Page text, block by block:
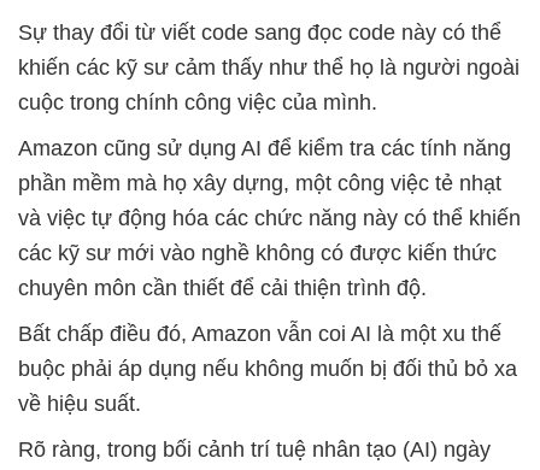
Sự thay đổi từ viết code sang đọc code này có thể
khiến các kỹ sư cảm thấy như thể họ là người ngoài
cuộc trong chính công việc của mình.
Amazon cũng sử dụng AI để kiểm tra các tính năng
phần mềm mà họ xây dựng, một công việc tẻ nhạt
và việc tự động hóa các chức năng này có thể khiến
các kỹ sư mới vào nghề không có được kiến thức
chuyên môn cần thiết để cải thiện trình độ.
Bất chấp điều đó, Amazon vẫn coi AI là một xu thế
buộc phải áp dụng nếu không muốn bị đối thủ bỏ xa
về hiệu suất.
Rõ ràng, trong bối cảnh trí tuệ nhân tạo (AI) ngày